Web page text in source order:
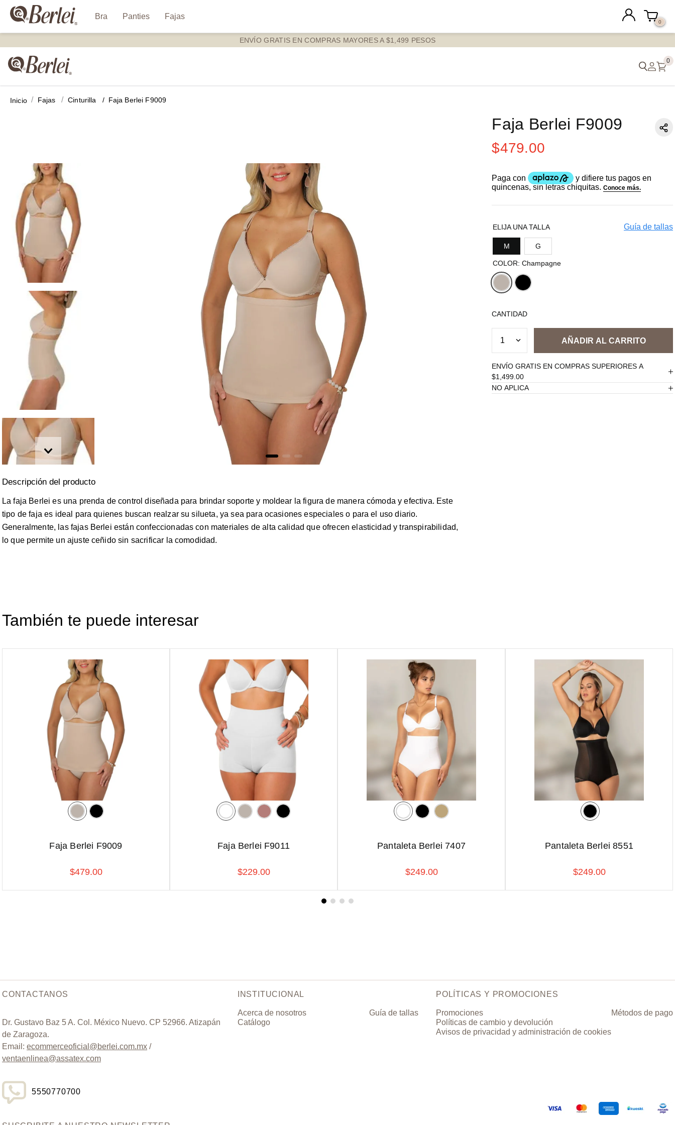
Bra Panties Fajas
0
ENVÍO GRATIS EN COMPRAS MAYORES A $1,499 PESOS
0
fajas cinturilla Faja Berlei F9009
La faja Berlei es una prenda de control diseñada para brindar soporte y moldear la figura de manera cómoda y efectiva. Este
tipo de faja es ideal para quienes buscan realzar su silueta, ya sea para ocasiones especiales o para el uso diario.
Generalmente, las fajas Berlei están confeccionadas con materiales de alta calidad que ofrecen elasticidad y transpirabilidad,
lo que permite un ajuste ceñido sin sacrificar la comodidad.
Faja Berlei F9009
$479.00
Guía de tallas
TALLA
M G
COLOR: Champagne
CANTIDAD
1
ENVÍO GRATIS EN COMPRAS SUPERIORES A
$1,499.00
NO APLICA
También te puede interesar
Faja Berlei F9009
$479.00
Faja Berlei F9011
$229.00
Pantaleta Berlei 7407
$249.00
Pantaleta Berlei 8551
$249.00
CONTACTANOS
Dr. Gustavo Baz 5 A. Col. México Nuevo. CP 52966. Atizapán
de Zaragoza.
Email: ecommerceoficial@berlei.com.mx /
ventaenlinea@assatex.com
5550770700
INSTITUCIONAL
Acerca de nosotros
Catálogo
Guía de tallas
POLÍTICAS Y PROMOCIONES
Promociones
Políticas de cambio y devolución
Avisos de privacidad y administración de cookies
Métodos de pago